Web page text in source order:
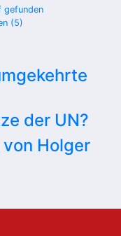
gefunden
(5)
der UN?
Holger